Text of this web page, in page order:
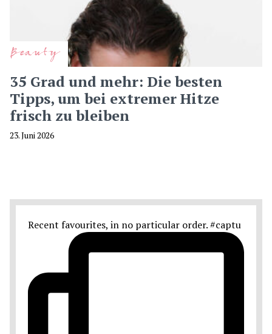
Beauty
35 Grad und mehr: Die besten
Tipps, um bei extremer Hitze
frisch zu bleiben
23. Juni 2026
Recent favourites, in no particular order. #captu